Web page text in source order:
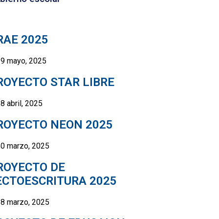
2025
mayo, 2025
STAR LIBRE
abril, 2025
NEON 2025
marzo, 2025
DE
2025
marzo, 2025